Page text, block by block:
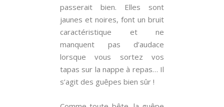
passerait bien. Elles sont
jaunes et noires, font un bruit
caractéristique et ne
manquent pas d’audace
lorsque vous sortez vos
tapas sur la nappe à repas… Il
s’agit des guêpes bien sûr !